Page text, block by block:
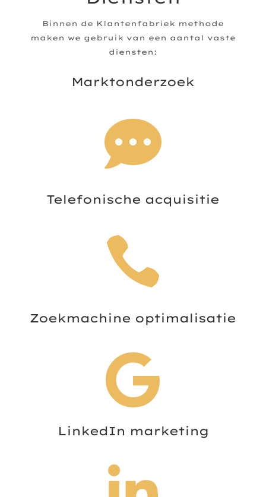
Binnen de Klantenfabriek methode
maken we gebruik van een aantal vaste
diensten:
Marktonderzoek

Telefonische acquisitie

Zoekmachine optimalisatie

LinkedIn marketing